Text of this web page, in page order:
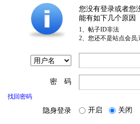
您没有登录或者您
能有如下几个原因
1、帖子ID非法
2、您还不是站点会员
密 码
找回密码
隐身登录 开启 关闭